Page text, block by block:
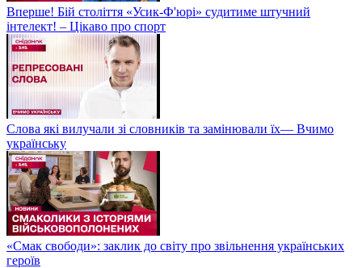
Вперше! Бій століття «Усик-Ф'юрі» судитиме штучний
інтелект! – Цікаво про спорт
Слова які вилучали зі словників та замінювали їх— Вчимо
українську
«Смак свободи»: заклик до світу про звільнення українських
героїв